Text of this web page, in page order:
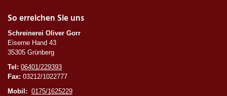
So erreichen Sie uns
Schreinerei Oliver Gorr
Eiserne Hand 43
35305 Grünberg
Tel: 06401/229393
Fax: 03212/1022777
Mobil: 0175/1625229